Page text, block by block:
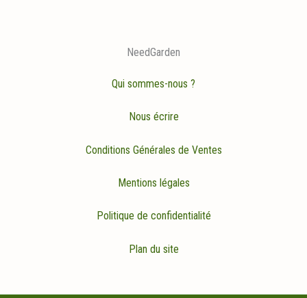
NeedGarden
Qui sommes-nous ?
Nous écrire
Conditions Générales de Ventes
Mentions légales
Politique de confidentialité
Plan du site